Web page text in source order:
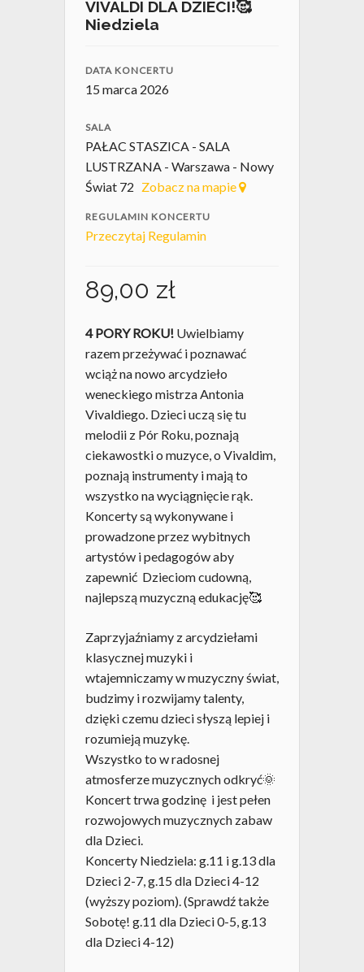
VIVALDI DLA DZIECI!🥰
Niedziela
DATA KONCERTU
15 marca 2026
SALA
PAŁAC STASZICA - SALA
LUSTRZANA - Warszawa - Nowy
Świat 72 Zobacz na mapie
REGULAMIN KONCERTU
Przeczytaj Regulamin
89,00 zł
4 PORY ROKU! Uwielbiamy
razem przeżywać i poznawać
wciąż na nowo arcydzieło
weneckiego mistrza Antonia
Vivaldiego. Dzieci uczą się tu
melodii z Pór Roku, poznają
ciekawostki o muzyce, o Vivaldim,
poznają instrumenty i mają to
wszystko na wyciągnięcie rąk.
Koncerty są wykonywane i
prowadzone przez wybitnych
artystów i pedagogów aby
zapewnić Dzieciom cudowną,
najlepszą muzyczną edukację🥰
Zaprzyjaźniamy z arcydziełami
klasycznej muzyki i
wtajemniczamy w muzyczny świat,
budzimy i rozwijamy talenty,
dzięki czemu dzieci słyszą lepiej i
rozumieją muzykę.
Wszystko to w radosnej
atmosferze muzycznych odkryć🌞
Koncert trwa godzinę i jest pełen
rozwojowych muzycznych zabaw
dla Dzieci.
Koncerty Niedziela: g.11 i g.13 dla
Dzieci 2-7, g.15 dla Dzieci 4-12
(wyższy poziom). (Sprawdź także
Sobotę! g.11 dla Dzieci 0-5, g.13
dla Dzieci 4-12)